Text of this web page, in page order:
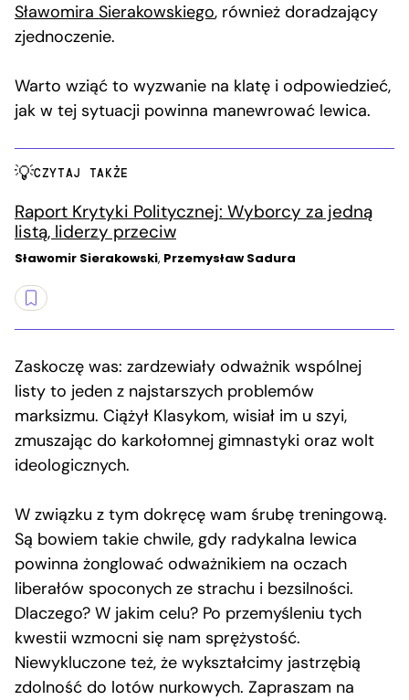
Sławomira Sierakowskiego, również doradzający
zjednoczenie.
Warto wziąć to wyzwanie na klatę i odpowiedzieć,
jak w tej sytuacji powinna manewrować lewica.
CZYTAJ TAKŻE
Raport Krytyki Politycznej: Wyborcy za jedną
listą, liderzy przeciw
Sławomir Sierakowski, Przemysław Sadura
Zaskoczę was: zardzewiały odważnik wspólnej
listy to jeden z najstarszych problemów
marksizmu. Ciążył Klasykom, wisiał im u szyi,
zmuszając do karkołomnej gimnastyki oraz wolt
ideologicznych.
W związku z tym dokręcę wam śrubę treningową.
Są bowiem takie chwile, gdy radykalna lewica
powinna żonglować odważnikiem na oczach
liberałów spoconych ze strachu i bezsilności.
Dlaczego? W jakim celu? Po przemyśleniu tych
kwestii wzmocni się nam sprężystość.
Niewykluczone też, że wykształcimy jastrzębią
zdolność do lotów nurkowych. Zapraszam na